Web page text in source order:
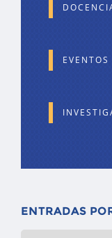
EVENTOS
ENTRADAS